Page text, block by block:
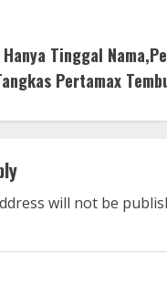
Hanya Tinggal
Pertamax
will not be